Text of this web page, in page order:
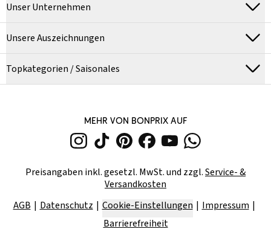
Unser Unternehmen
Unsere Auszeichnungen
Topkategorien / Saisonales
MEHR VON BONPRIX AUF
Preisangaben inkl. gesetzl. MwSt. und zzgl.Service- &
Versandkosten
AGB
Datenschutz Cookie-Einstellungen
Impressum
Barrierefreiheit